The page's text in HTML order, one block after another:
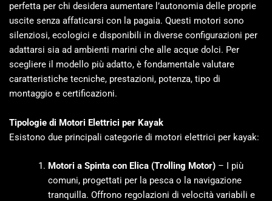
perfetta per chi desidera aumentare l’autonomia delle proprie
uscite senza affaticarsi con la pagaia. Questi motori sono
silenziosi, ecologici e disponibili in diverse configurazioni per
adattarsi sia ad ambienti marini che alle acque dolci. Per
scegliere il modello più adatto, è fondamentale valutare
caratteristiche tecniche, prestazioni, potenza, tipo di
montaggio e certificazioni.
Tipologie di Motori Elettrici per Kayak
Esistono due principali categorie di motori elettrici per kayak:
Motori a Spinta con Elica (Trolling Motor)– I più
comuni, progettati per la pesca o la navigazione
tranquilla. Offrono regolazioni di velocità variabili e